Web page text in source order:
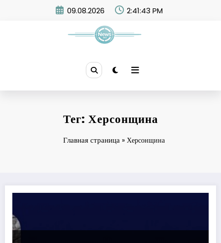
09.08.2026 2:41:43 PM
Тег: Херсонщина
Главная страница» Херсонщина